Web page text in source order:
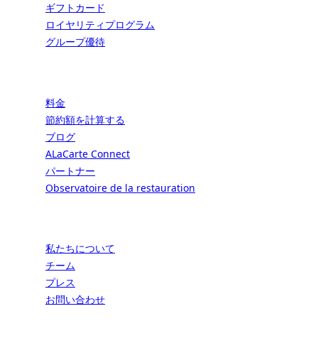
ギフトカード
ロイヤリティプログラム
グループ優待
料金
節約額を計算する
ブログ
ALaCarte Connect
パートナー
Observatoire de la restauration
私たちについて
チーム
プレス
お問い合わせ